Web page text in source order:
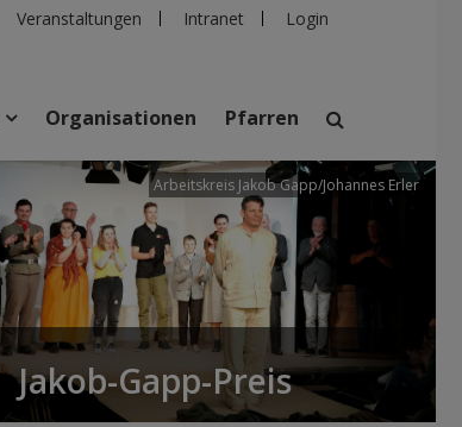
Veranstaltungen Intranet Login
suchen
Personen Pfarren Einrichtungen
Organisationen Pfarren
Arbeitskreis Jakob Gapp/Johannes Erler
Jakob-Gapp-Preis